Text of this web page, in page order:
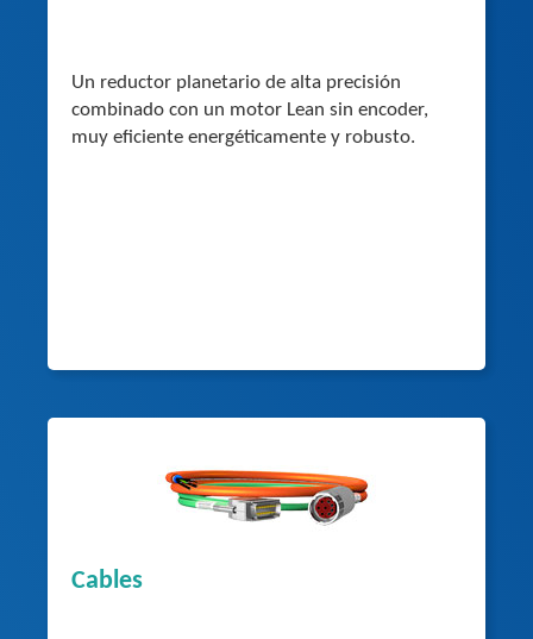
Un reductor planetario de alta precisión
combinado con un motor Lean sin encoder,
muy eficiente energéticamente y robusto.
Cables